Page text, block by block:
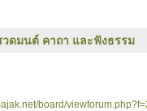
วดมนต์ คาถา และฟังธรรม
board/